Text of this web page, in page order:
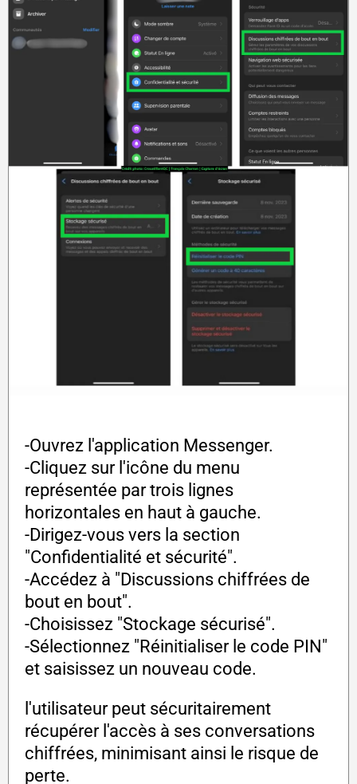
-Ouvrez l'application Messenger.
-Cliquez sur l'icône du menu
représentée par trois lignes
horizontales en haut à gauche.
-Dirigez-vous vers la section
"Confidentialité et sécurité".
-Accédez à "Discussions chiffrées de
bout en bout".
-Choisissez "Stockage sécurisé".
-Sélectionnez "Réinitialiser le code PIN"
et saisissez un nouveau code.
l'utilisateur peut sécuritairement
récupérer l'accès à ses conversations
chiffrées, minimisant ainsi le risque de
perte.